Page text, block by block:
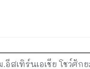
สเทิร์นเอเชีย โชว์ศัก